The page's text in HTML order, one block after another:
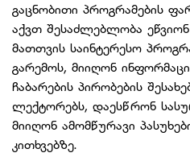
გაცნობითი პროგრამების
აქვთ შესაძლებლობა ეწვიონ
მათთვის საინტერესო
გარემოს, მიიღონ
ჩაბარების პირობების
ლექტორებს, დაესწრონ
მიიღონ ამომწურავი
კითხვებზე.